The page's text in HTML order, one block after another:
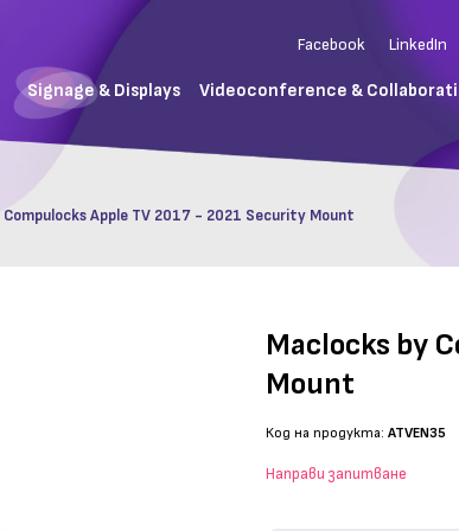
Facebook LinkedIn
Signage & Displays Videoconference &
Compulocks Apple TV 2017 - 2021 Security Mount
Maclocks by
Mount
Код на продукта: ATVEN35
Направи запитване